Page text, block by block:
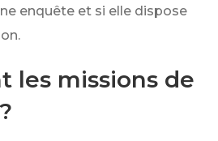
enquête et si elle dispose
les missions de